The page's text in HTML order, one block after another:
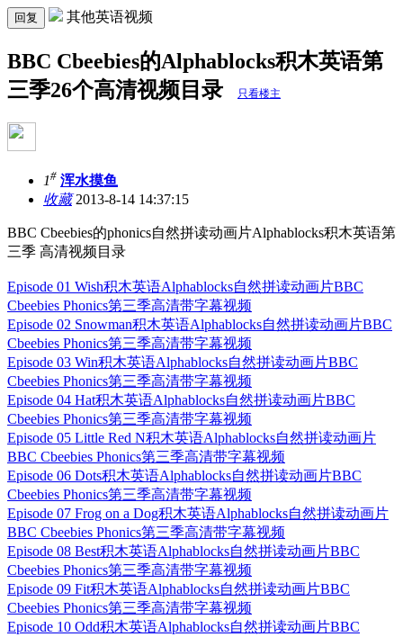
回复 其他英语视频
BBC Cbeebies的Alphablocks积木英语第
三季26个高清视频目录
只看楼主
1# 浑水摸鱼
收藏2013-8-14 14:37:15
BBC Cbeebies的phonics自然拼读动画片Alphablocks积木英语第
三季 高清视频目录
Episode 01 Wish积木英语Alphablocks自然拼读动画片BBC
Cbeebies Phonics第三季高清带字幕视频
Episode 02 Snowman积木英语Alphablocks自然拼读动画片BBC
Cbeebies Phonics第三季高清带字幕视频
Episode 03 Win积木英语Alphablocks自然拼读动画片BBC
Cbeebies Phonics第三季高清带字幕视频
Episode 04 Hat积木英语Alphablocks自然拼读动画片BBC
Cbeebies Phonics第三季高清带字幕视频
Episode 05 Little Red N积木英语Alphablocks自然拼读动画片
BBC Cbeebies Phonics第三季高清带字幕视频
Episode 06 Dots积木英语Alphablocks自然拼读动画片BBC
Cbeebies Phonics第三季高清带字幕视频
Episode 07 Frog on a Dog积木英语Alphablocks自然拼读动画片
BBC Cbeebies Phonics第三季高清带字幕视频
Episode 08 Best积木英语Alphablocks自然拼读动画片BBC
Cbeebies Phonics第三季高清带字幕视频
Episode 09 Fit积木英语Alphablocks自然拼读动画片BBC
Cbeebies Phonics第三季高清带字幕视频
Episode 10 Odd积木英语Alphablocks自然拼读动画片BBC